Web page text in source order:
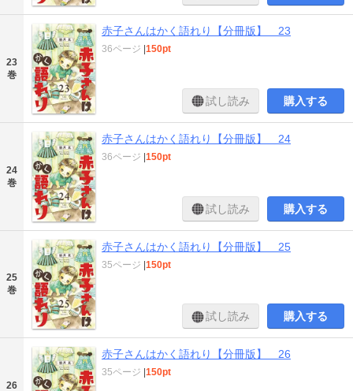
23
巻
赤子さんはかく語れり【分冊版】 23
36ページ 150pt
試し読み 購入する
24
巻
赤子さんはかく語れり【分冊版】 24
36ページ 150pt
試し読み 購入する
25
巻
赤子さんはかく語れり【分冊版】 25
35ページ 150pt
試し読み 購入する
26
赤子さんはかく語れり【分冊版】 26
35ページ 150pt